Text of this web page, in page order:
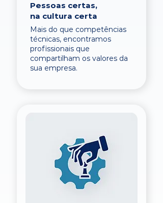
Pessoas certas,
na cultura certa
Mais do que competências
técnicas, encontramos
profissionais que
compartilham os valores da
sua empresa.